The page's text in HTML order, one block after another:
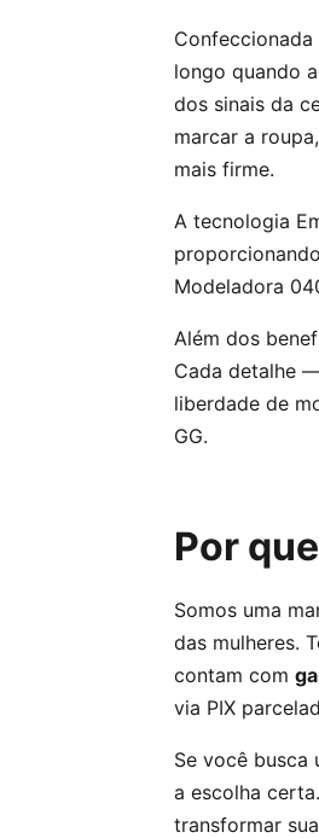
longo quando
dos sinais da
marcar a
mais firme.
A tecnologia
Modeladora
Além dos
Cada detalhe
liberdade de
GG.
Por
Somos uma
das mulheres.
contam com
via PIX
Se você busca
a escolha
transformar